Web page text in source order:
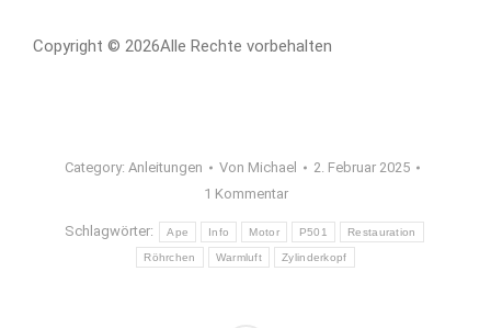
Copyright © 2026Alle Rechte vorbehalten
Category: Anleitungen Von Michael
2. Februar 2025
1 Kommentar
Schlagwörter: Ape Info Motor P501 Restauration
Röhrchen Warmluft Zylinderkopf